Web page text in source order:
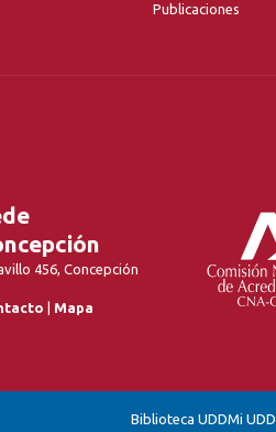
Publicaciones
456, Concepción
| Mapa
Biblioteca UDDMi UDD